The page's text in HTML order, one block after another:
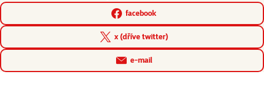
facebook
x (dříve twitter)
e-mail